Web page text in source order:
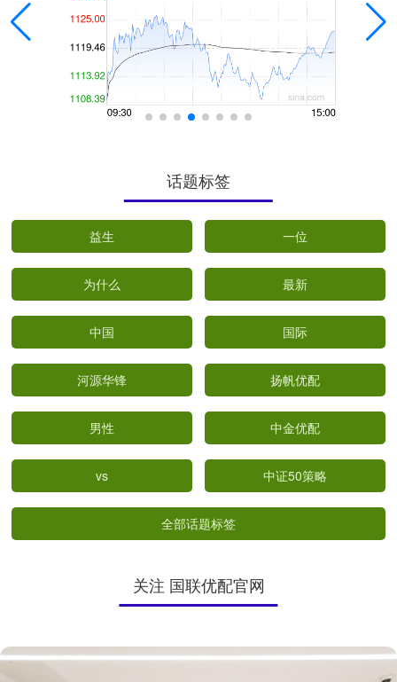
话题标签
益生 一位
为什么 最新
中国 国际
河源华锋 扬帆优配
男性 中金优配
vs 中证50策略
全部话题标签
关注 国联优配官网